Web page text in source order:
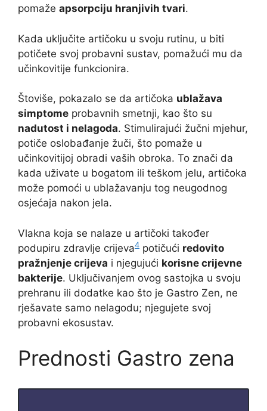
pomaže apsorpciju hranjivih tvari.
Kada uključite artičoku u svoju rutinu, u biti
potičete svoj probavni sustav, pomažući mu da
učinkovitije funkcionira.
Štoviše, pokazalo se da artičoka ublažava
simptome probavnih smetnji, kao što su
nadutost i nelagoda. Stimulirajući žučni mjehur,
potiče oslobađanje žuči, što pomaže u
učinkovitijoj obradi vaših obroka. To znači da
kada uživate u bogatom ili teškom jelu, artičoka
može pomoći u ublažavanju tog neugodnog
osjećaja nakon jela.
Vlakna koja se nalaze u artičoki također
podupiru zdravlje crijeva4 potičući redovito
pražnjenje crijeva i njegujući korisne crijevne
bakterije. Uključivanjem ovog sastojka u svoju
prehranu ili dodatke kao što je Gastro Zen, ne
rješavate samo nelagodu; njegujete svoj
probavni ekosustav.
Prednosti Gastro zena